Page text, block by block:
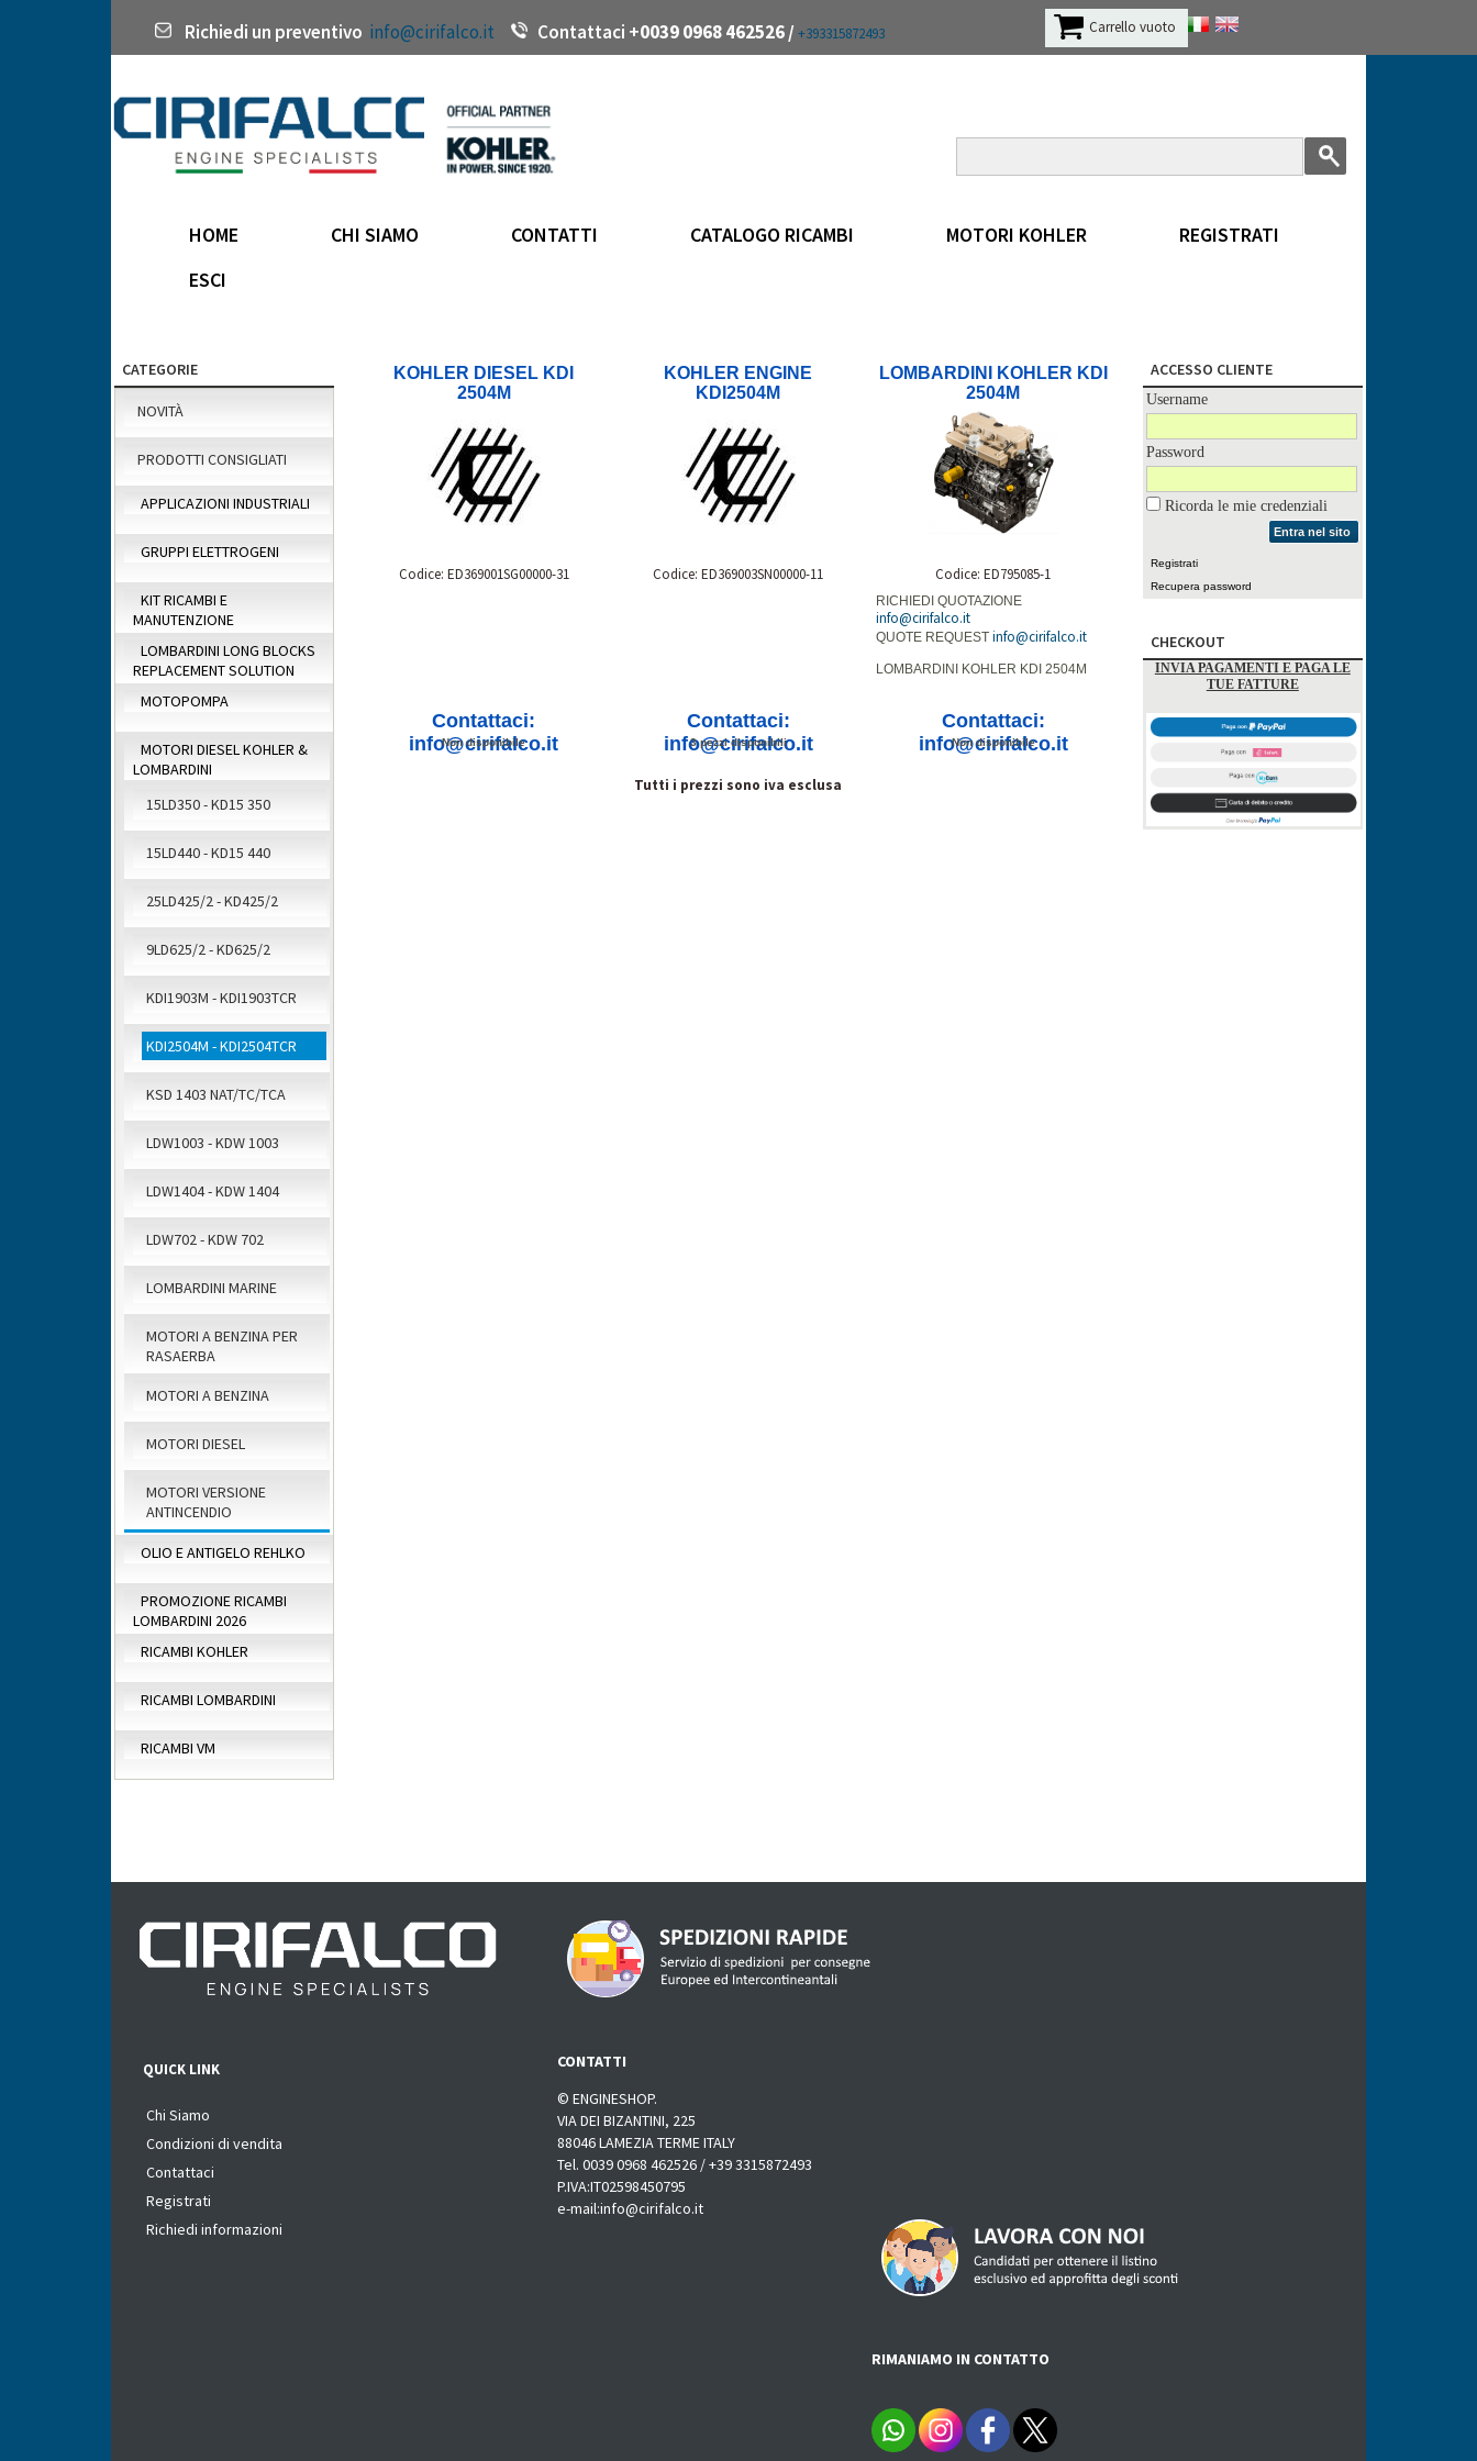
Richiedi un preventivo info@cirifalco.it Contattaci +0039 0968 462526 / +393315872493 Carrello vuoto
HOME CHI SIAMO CONTATTI CATALOGO RICAMBI MOTORI KOHLER
REGISTRATI
ESCI
CATEGORIE
NOVITÀ
PRODOTTI CONSIGLIATI
APPLICAZIONI INDUSTRIALI
GRUPPI ELETTROGENI
KIT RICAMBI E
MANUTENZIONE
LOMBARDINI LONG BLOCKS
REPLACEMENT SOLUTION
MOTOPOMPA
MOTORI DIESEL KOHLER &
LOMBARDINI
15LD350 - KD15 350
15LD440 - KD15 440
25LD425/2 - KD425/2
9LD625/2 - KD625/2
KDI1903M - KDI1903TCR
KDI2504M - KDI2504TCR
KSD 1403 NAT/TC/TCA
LDW1003 - KDW 1003
LDW1404 - KDW 1404
LDW702 - KDW 702
LOMBARDINI MARINE
MOTORI A BENZINA PER
RASAERBA
MOTORI A BENZINA
MOTORI DIESEL
MOTORI VERSIONE
ANTINCENDIO
OLIO E ANTIGELO REHLKO
PROMOZIONE RICAMBI
LOMBARDINI 2026
RICAMBI KOHLER
RICAMBI LOMBARDINI
RICAMBI VM
KOHLER DIESEL KDI
2504M
Codice: ED369001SG00000-31
Contattaci:
info@cirifalco.it
Non disponibile
KOHLER ENGINE
KDI2504M
Codice: ED369003SN00000-11
Contattaci:
info@cirifalco.it
3 pezzi disponibili
LOMBARDINI KOHLER KDI
2504M
Codice: ED795085-1
RICHIEDI QUOTAZIONE
info@cirifalco.it
QUOTE REQUESTinfo@cirifalco.it
LOMBARDINI KOHLER KDI 2504M
Contattaci:
info@cirifalco.it
Non disponibile
Tutti i prezzi sono iva esclusa
ACCESSO CLIENTE
Username
Password
Ricorda le mie credenziali
Entra nel sito
Registrati
Recupera password
CHECKOUT
INVIA PAGAMENTI E PAGA LE
TUE FATTURE
QUICK LINK
Chi Siamo
Condizioni di vendita
Contattaci
Registrati
Richiedi informazioni
CONTATTI
© ENGINESHOP.
VIA DEI BIZANTINI, 225
88046 LAMEZIA TERME ITALY
Tel. 0039 0968 462526 / +39 3315872493
P.IVA:IT02598450795
e-mail:info@cirifalco.it
RIMANIAMO IN CONTATTO